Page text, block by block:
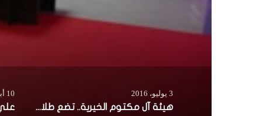
3 يوليو، 2016
هيئة آل مكتوم الخيرية.. تضع طلاب الصومال على أعتاب المستقبل
10 أبريل، 2016